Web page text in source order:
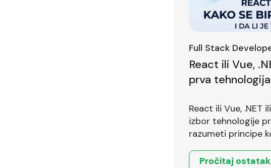
Full Stack
React ili Vue,
prva
React ili Vue, .NET
izbor tehnologije
razumeti principe
Pročitaj ostatak